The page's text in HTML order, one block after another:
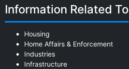
Information Related To
Housing
Home Affairs & Enforcement
Industries
Infrastructure